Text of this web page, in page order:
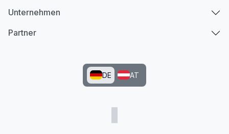
Unternehmen
Partner
DE AT